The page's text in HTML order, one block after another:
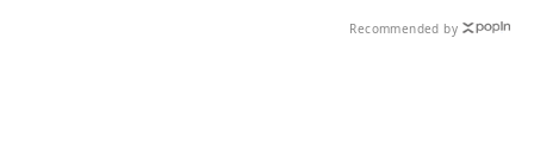
Recommended by